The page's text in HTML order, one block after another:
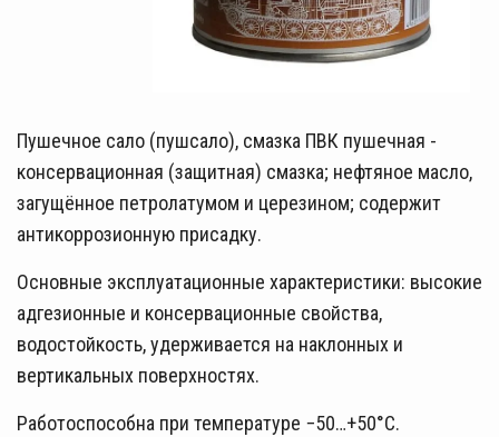
Пушечное сало (пушсало), смазка ПВК пушечная -
консервационная (защитная) смазка; нефтяное масло,
загущённое петролатумом и церезином; содержит
антикоррозионную присадку.
Основные эксплуатационные характеристики: высокие
адгезионные и консервационные свойства,
водостойкость, удерживается на наклонных и
вертикальных поверхностях.
Работоспособна при температуре −50…+50°С.